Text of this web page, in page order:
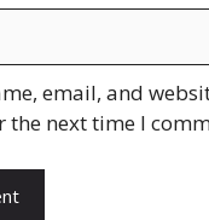
email, and
the next time I